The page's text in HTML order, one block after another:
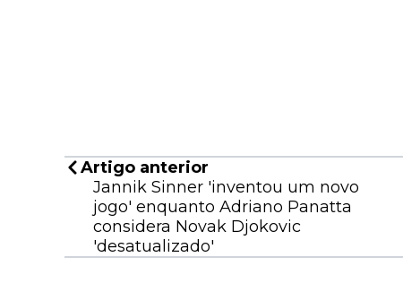
Artigo anterior
Jannik Sinner 'inventou um novo
jogo' enquanto Adriano Panatta
considera Novak Djokovic
'desatualizado'